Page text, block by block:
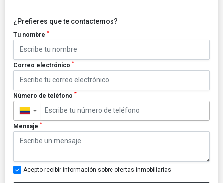
¿Prefieres que te contactemos?
Tu nombre *
Correo electrónico *
Número de teléfono *
▼
Mensaje *
Acepto recibir información sobre ofertas inmobiliarias